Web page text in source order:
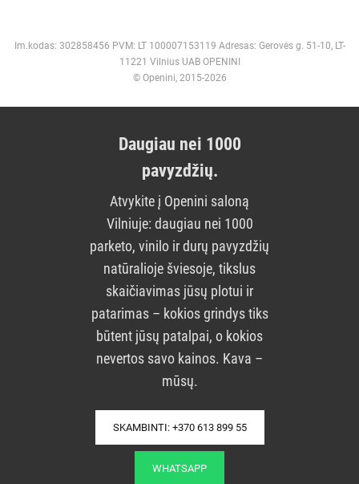
Im.kodas: 302858456 PVM: LT 100007153119 Adresas: Gerovės g. 51-10, LT-
11221 Vilnius UAB OPENINI
© Openini, 2015-2026
Daugiau nei 1000
pavyzdžių.
Atvykite į Openini saloną
Vilniuje: daugiau nei 1000
parketo, vinilo ir durų pavyzdžių
natūralioje šviesoje, tikslus
skaičiavimas jūsų plotui ir
patarimas – kokios grindys tiks
būtent jūsų patalpai, o kokios
nevertos savo kainos. Kava –
mūsų.
SKAMBINTI: +370 613 899 55
WHATSAPP